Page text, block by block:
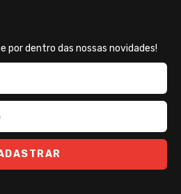
por dentro das nossas novidades!